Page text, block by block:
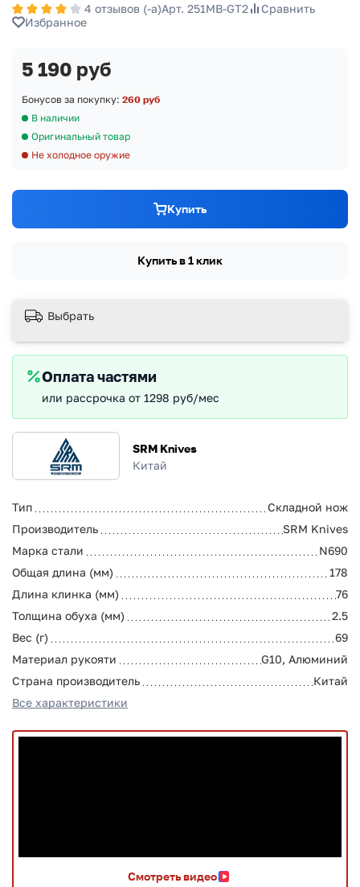
4 отзывов (-а)Арт. 251MB-GT2
Сравнить
Избранное
SRM Knives
Китай
Тип
Складной нож
Производитель
SRM Knives
Марка стали
N690
Общая длина (мм)
178
Длина клинка (мм)
76
Толщина обуха (мм)
2.5
Вес (г)
69
Материал рукояти
G10, Алюминий
Страна производитель
Китай
Все характеристики
Смотреть видео
5 190 руб
Бонусов за покупку: 260 руб
В наличии
Оригинальный товар
Не холодное оружие
Купить
Купить в 1 клик
Выбрать
Оплата частями
или рассрочка от 1298 руб/мес